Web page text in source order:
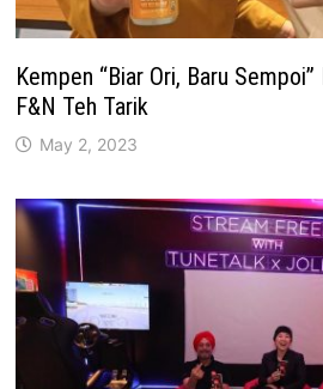
Kempen “Biar Ori, Baru
F&N Teh Tarik
May 2, 2023